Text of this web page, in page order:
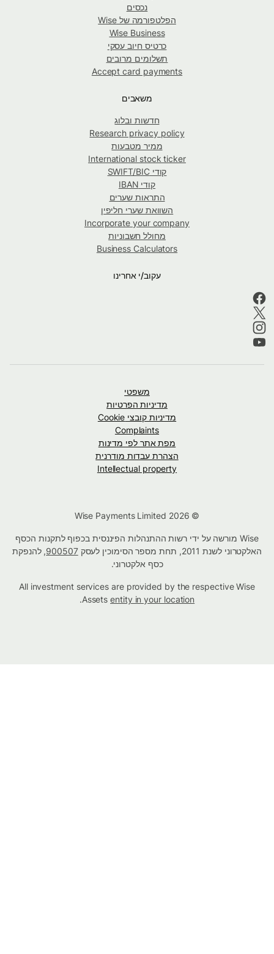
נכסים
הפלטפורמה של Wise
Wise Business
כרטיס חיוב עסקי
תשלומים מרובים
Accept card payments
משאבים
חדשות ובלוג
Research privacy policy
ממיר מטבעות
International stock ticker
קודי SWIFT/BIC
קודי IBAN
התראות שערים
השוואת שערי חליפין
Incorporate your company
מחולל חשבוניות
Business Calculators
עקוב/י אחרינו
משפטי
מדיניות הפרטיות
מדיניות קובצי Cookie
Complaints
מפת אתר לפי מדינות
הצהרת עבדות מודרנית
Intellectual property
Wise מורשה על ידי רשות ההתנהלות הפיננסית בכפוף לתקנות הכסף
האלקטרוני לשנת 2011, תחת מספר הסימוכין לעסק
900507, להנפקת
כסף אלקטרוני.
All investment services are provided by the respective Wise
Assetsentity in your location
.